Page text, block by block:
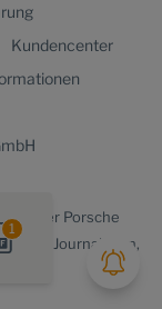
1
Kundencenter
der Porsche
Journalisten,